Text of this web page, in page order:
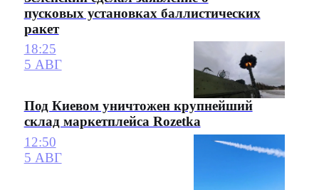
пусковых установках баллистических
ракет
18:25
5 АВГ
Под Киевом уничтожен крупнейший
склад маркетплейса Rozetka
12:50
5 АВГ